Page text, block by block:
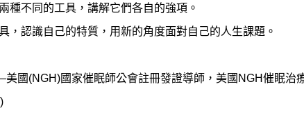
種不同的工具，講解它們各自的強項。
，認識自己的特質，用新的角度面對自己的人生課題。
國(NGH)國家催眠師公會註冊發證導師，美國NGH催眠治